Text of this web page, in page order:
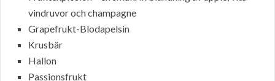
vindruvor och champagne
Grapefrukt-Blodapelsin
Krusbär
Hallon
Passionsfrukt